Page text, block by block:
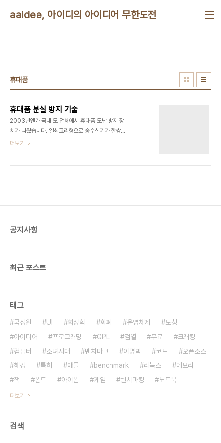
aaidee, 아이디의 아이디어 무한도전
휴대품
휴대품 분실 방지 기술
2003년엔가 국내 모 업체에서 휴대품 도난 방지 장
치가 나왔습니다. 열쇠고리형으로 송수신기가 한쌍
인데 일정 거리 이상 떨어지면 경보가 울립니다. 그렇
더보기
공지사항
최근 포스트
태그
국정원 UI 화성학 화폐 운영체제
도청
아이디어
프로그래밍 GPL 검열 무료
크래킹
컴퓨터
소녀시대 벤치마크 이명박 코드
오픈소스
해킹
특허 애플 benchmark 리눅스
메모리
책
폰트 아이폰 게임 벤치마킹 노트북
더보기
검색